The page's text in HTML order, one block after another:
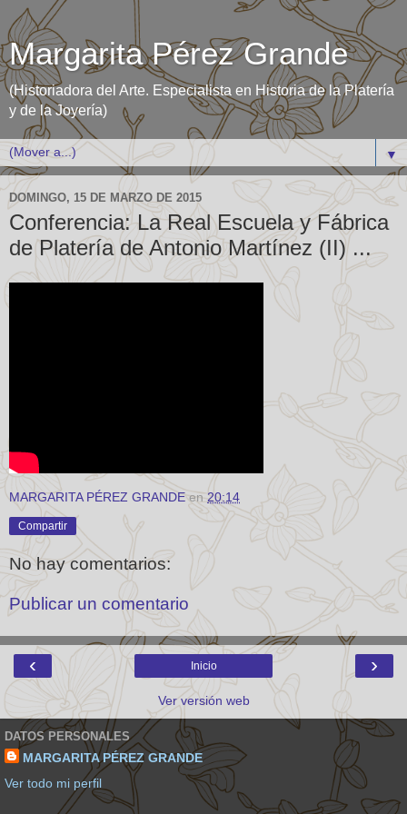
Margarita Pérez Grande
(Historiadora del Arte. Especialista en Historia de la Platería
y de la Joyería)
▼
DOMINGO, 15 DE MARZO DE 2015
Conferencia: La Real Escuela y Fábrica
de Platería de Antonio Martínez (II) ...
MARGARITA PÉREZ GRANDE en20:14
Compartir
No hay comentarios:
Publicar un comentario
‹ ›
Inicio
Ver versión web
DATOS PERSONALES
MARGARITA PÉREZ GRANDE
Ver todo mi perfil